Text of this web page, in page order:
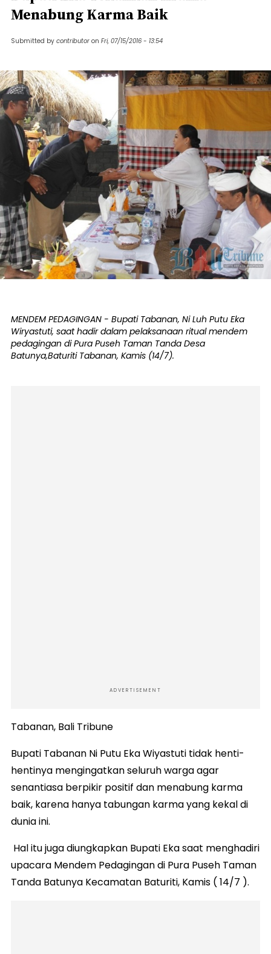
Menabung Karma Baik
Submitted by contributor on Fri, 07/15/2016 - 13:54
MENDEM PEDAGINGAN - Bupati Tabanan, Ni Luh Putu Eka
Wiryastuti, saat hadir dalam pelaksanaan ritual mendem
pedagingan di Pura Puseh Taman Tanda Desa
Batunya,Baturiti Tabanan, Kamis (14/7).
ADVERTISEMENT
Tabanan, Bali Tribune
Bupati Tabanan Ni Putu Eka Wiyastuti tidak henti-
hentinya mengingatkan seluruh warga agar
senantiasa berpikir positif dan menabung karma
baik, karena hanya tabungan karma yang kekal di
dunia ini.
Hal itu juga diungkapkan Bupati Eka saat menghadiri
upacara Mendem Pedagingan di Pura Puseh Taman
Tanda Batunya Kecamatan Baturiti, Kamis ( 14/7 ).